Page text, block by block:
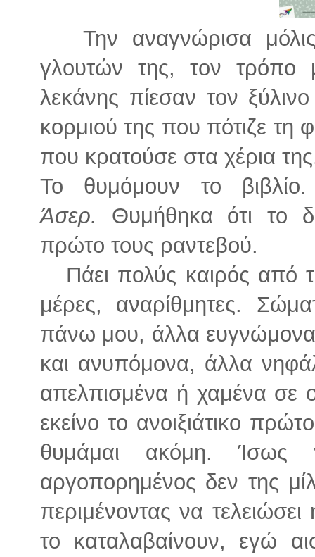
Την αναγνώρισα
γλουτών της, τον τρόπο
λεκάνης πίεσαν τον
κορμιού της που πότιζε τη
που κρατούσε στα χέρια
Το θυμόμουν το
Άσερ. Θυμήθηκα ότι το
πρώτο τους ραντεβού.
Πάει πολύς καιρός από
μέρες, αναρίθμητες.
πάνω μου, άλλα ευγνώμονα
και ανυπόμονα, άλλα
απελπισμένα ή χαμένα σε
εκείνο το ανοιξιάτικο
θυμάμαι ακόμη. Ίσως
αργοπορημένος δεν της
περιμένοντας να τελειώσει
το καταλαβαίνουν, εγώ